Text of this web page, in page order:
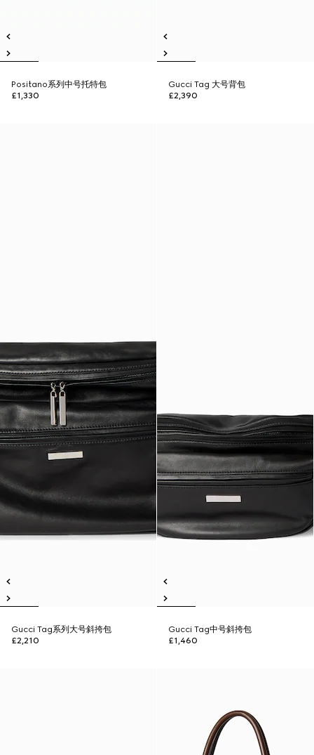
Positano系列中号托特包
£1,330
Gucci Tag 大号背包
£2,390
Gucci Tag系列大号斜挎包
£2,210
Gucci Tag中号斜挎包
£1,460